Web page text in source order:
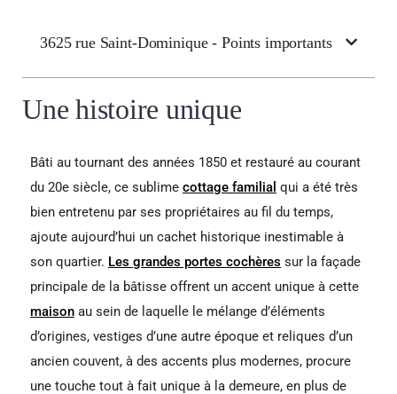
3625 rue Saint-Dominique - Points importants
Une histoire unique
Bâti au tournant des années 1850 et restauré au courant
du 20e siècle, ce sublime cottage familial qui a été très
bien entretenu par ses propriétaires au fil du temps,
ajoute aujourd’hui un cachet historique inestimable à
son quartier. Les grandes portes cochères sur la façade
principale de la bâtisse offrent un accent unique à cette
maison au sein de laquelle le mélange d’éléments
d’origines, vestiges d’une autre époque et reliques d’un
ancien couvent, à des accents plus modernes, procure
une touche tout à fait unique à la demeure, en plus de